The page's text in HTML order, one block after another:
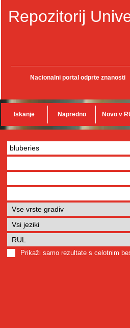
Repozitorij
Nacionalni portal odprte znanosti
Iskanje Napredno Novo v
Prikaži samo rezultate s celotnim